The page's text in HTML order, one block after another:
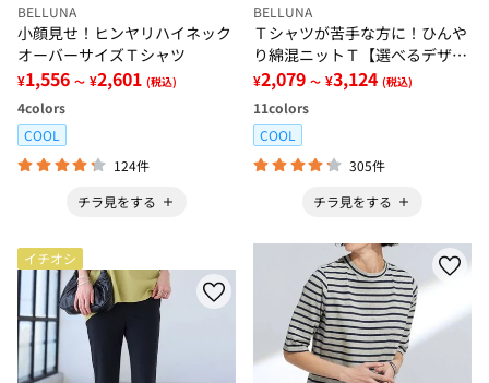
BELLUNA
小顔見せ！ヒンヤリハイネック
オーバーサイズＴシャツ
¥1,556 ～ ¥2,601 (税込)
4colors
COOL
124件
チラ見をする
BELLUNA
Ｔシャツが苦手な方に！ひんや
り綿混ニットＴ【選べるデザイ
ン】
¥2,079 ～ ¥3,124 (税込)
11colors
COOL
305件
チラ見をする
イチオシ